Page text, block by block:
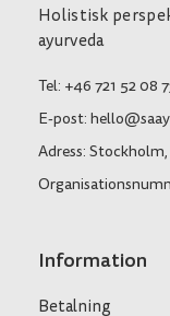
Holistisk
ayurveda
Tel: +46 721 52 08
E-post:
Adress:
Information
Betalning